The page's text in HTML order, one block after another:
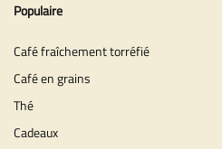
Populaire
Café fraîchement torréfié
Café en grains
Thé
Cadeaux